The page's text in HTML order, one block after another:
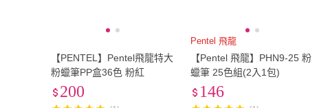
【PENTEL】Pentel飛龍特大
粉蠟筆PP盒36色 粉紅
200
Pentel 飛龍
【Pentel 飛龍】PHN9-25 粉
蠟筆 25色組(2入1包)
146